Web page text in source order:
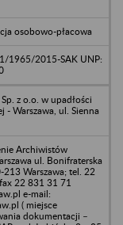
osobowo-płacowa
1965/2015-SAK UNP:
z o.o. w upadłości
- Warszawa, ul. Sienna
Archiwistów
ul. Bonifraterska
Warszawa; tel. 22
22 831 31 71
e-mail:
( miejsce
dokumentacji –